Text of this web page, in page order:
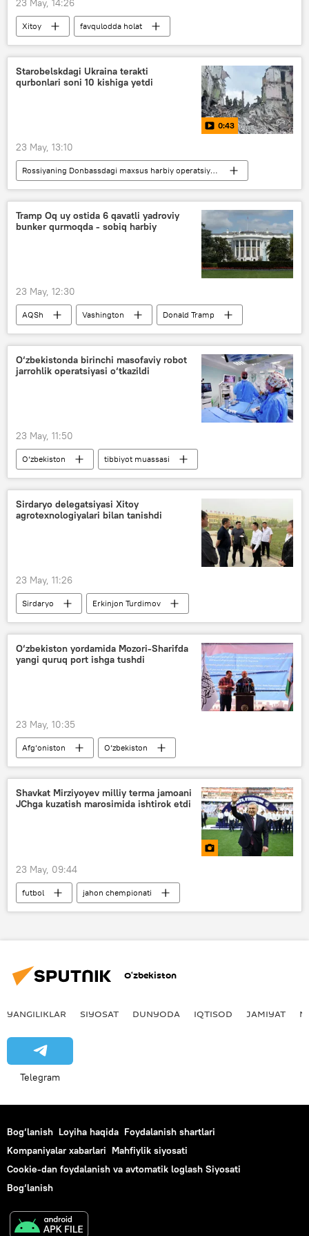
23 May, 14:26
Xitoy
favqulodda holat
ko‘mir mahsuloti
portlash
portlash xavfi
gaz portlashi
Video
Starobelskdagi Ukraina terakti
qurbonlari soni 10 kishiga yetdi
0:43
23 May, 13:10
Rossiyaning Donbassdagi maxsus harbiy operatsiyasi
Video
Lugansk xalq respublikasi (LXR)
Rossiya
Ukraina
Tramp Oq uy ostida 6 qavatli yadroviy
bunker qurmoqda - sobiq harbiy
23 May, 12:30
AQSh Vashington
Donald Tramp
yadro quroli
yadro jomadoni
yadroviy dastur
yadrosiz dunyo
boshpana
Yadroviy boshpana
O‘zbekistonda birinchi masofaviy robot
jarrohlik operatsiyasi o‘tkazildi
23 May, 11:50
O‘zbekiston
tibbiyot muassasi
Sog‘liqni saqlash vazirligi (SSV)
jarrohlik amaliyoti
robot Xitoy
Sirdaryo delegatsiyasi Xitoy
agrotexnologiyalari bilan tanishdi
23 May, 11:26
Sirdaryo
Erkinjon Turdimov
hokim
Xitoy
qishloq
Qishloq xo‘jaligi
O‘zbekiston yordamida Mozori-Sharifda
yangi quruq port ishga tushdi
23 May, 10:35
Afg‘oniston
O‘zbekiston
quruq port
temir yo‘l
O‘zbekiston temir yo‘llari
Mozori Sharif
Shavkat Mirziyoyev milliy terma jamoani
JChga kuzatish marosimida ishtirok etdi
23 May, 09:44
futbol
jahon chempionati
Shavkat Mirziyoyev
prezident
Milliy terma jamoa
O‘zbekiston
YANGILIKLAR SIYOSAT DUNYODA IQTISOD JAMIYAT
Telegram
Bog‘lanish Loyiha haqida Foydalanish shartlari
Kompaniyalar xabarlari Mahfiylik siyosati
Cookie-dan foydalanish va avtomatik loglash Siyosati
Bog‘lanish